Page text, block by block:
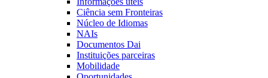
Ciência sem Fronteiras
Núcleo de Idiomas
NAIs
Documentos Dai
Instituições parceiras
Mobilidade